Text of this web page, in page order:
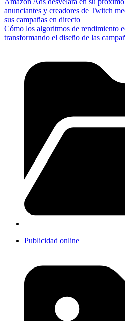
anunciantes y creadores de Twitch
sus campañas en directo
Cómo los algoritmos de rendimiento
transformando el diseño de las
Publicidad online